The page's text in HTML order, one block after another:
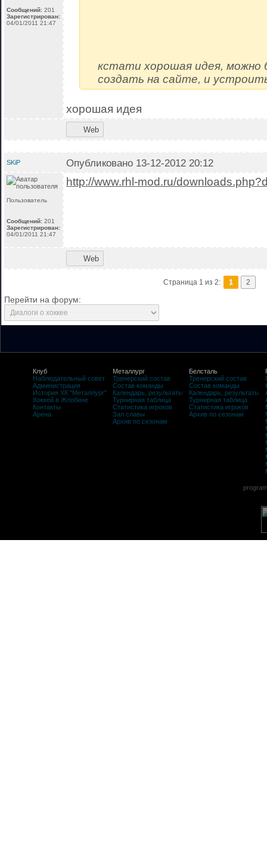
Сообщений: 201
Зарегистрирован:
04/01/2011 21:47
кстати хорошая идея,
создать на сайте, и
хорошая идея
Web
SKiP Опубликовано 13-12-2012 20:12
Пользователь
Сообщений: 201
Зарегистрирован:
04/01/2011 21:47
http://www.rhl-mod.ru/
Web
Страница 1 из 2: 1 2
Перейти на форум:
Клуб
Наблюдательный совет
Администрация
История ХК "Металлург"
Хоккей в Жлобине
Контакты
Арена
Металлург
Тренерский состав
Состав команды
Календарь, результаты
Турнирная таблица
Статистика игроков
Зал славы
Архив по сезонам
Белсталь
Тренерский состав
Состав команды
Календарь, результаты
Турнирная таблица
Статистика игроков
Архив по сезонам